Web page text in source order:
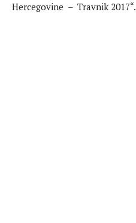
Hercegovine – Travnik 2017“.